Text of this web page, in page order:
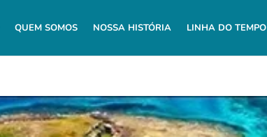
QUEM SOMOS NOSSA HISTÓRIA LINHA DO TEMPO